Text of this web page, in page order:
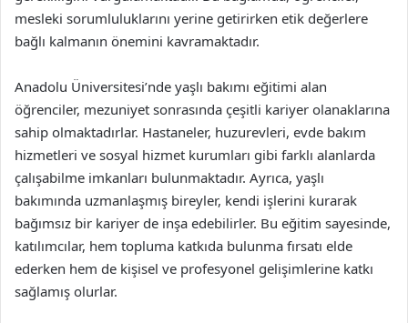
mesleki sorumluluklarını yerine getirirken etik değerlere
bağlı kalmanın önemini kavramaktadır.
Anadolu Üniversitesi’nde yaşlı bakımı eğitimi alan
öğrenciler, mezuniyet sonrasında çeşitli kariyer olanaklarına
sahip olmaktadırlar. Hastaneler, huzurevleri, evde bakım
hizmetleri ve sosyal hizmet kurumları gibi farklı alanlarda
çalışabilme imkanları bulunmaktadır. Ayrıca, yaşlı
bakımında uzmanlaşmış bireyler, kendi işlerini kurarak
bağımsız bir kariyer de inşa edebilirler. Bu eğitim sayesinde,
katılımcılar, hem topluma katkıda bulunma fırsatı elde
ederken hem de kişisel ve profesyonel gelişimlerine katkı
sağlamış olurlar.